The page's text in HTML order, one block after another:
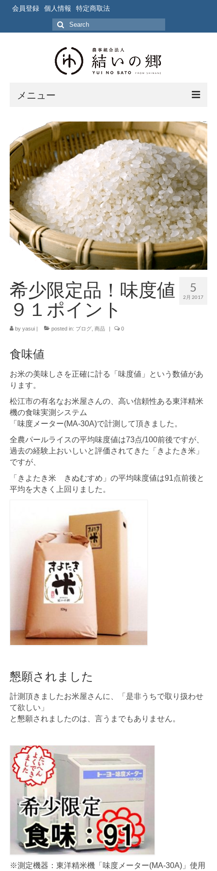
会員登録 個人情報
特定商取法
Search
for:
メニュー
作業風景
写真
ブログ
ブログ記事の要約一覧
ブログ記事の全記事一覧
お買物
お問合せ
5
2月 2017
希少限定品！味度値
９１ポイント
by yasui posted in: ブログ 商品 0
食味値
お米の美味しさを正確に計る「味度値」という数値があ
ります。
松江市の有名なお米屋さんの、高い信頼性ある東洋精米
機の食味実測システム
「味度メーター(MA-30A)で計測して頂きました。
全農パールライスの平均味度値は73点/100前後ですが、
過去の経験上おいしいと評価されてきた「きよたき米」
ですが、
「きよたき米 きぬむすめ」の平均味度値は91点前後と
平均を大きく上回りました。
懇願されました
計測頂きましたお米屋さんに、「是非うちで取り扱わせ
て欲しい」
と懇願されましたのは、言うまでもありません。
※測定機器：東洋精米機「味度メーター(MA-30A)」使用